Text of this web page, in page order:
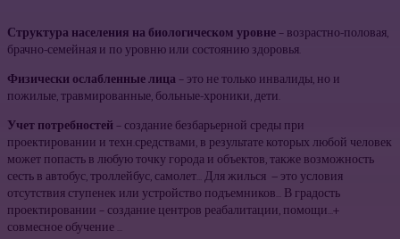
Структура населения на биологическом уровне– возрастно-половая,
брачно-семейная и по уровню или состоянию здоровья.
Физически ослабленные лица– это не только инвалиды, но и
пожилые, травмированные, больные-хроники, дети.
Учет потребностей – создание безбарьерной среды при
проектировании и техн.средствами, в результате которых любой человек
может попасть в любую точку города и объектов, также возможность
сесть в автобус, троллейбус, самолет… Для жилься — это условия
отсутствия ступенек или устройство подъемников… В градость
проектировании – создание центров реабалитации, помощи…+
совмесное обучение …